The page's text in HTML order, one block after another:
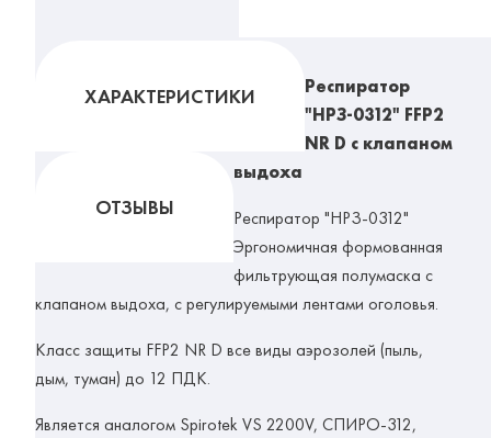
ХАРАКТЕРИСТИКИ
ОТЗЫВЫ
Респиратор
"НРЗ-0312" FFP2
NR D с клапаном
выдоха
Респиратор "НРЗ-0312"
Эргономичная формованная
фильтрующая полумаска с
клапаном выдоха, с регулируемыми лентами оголовья.
Класс защиты FFP2 NR D все виды аэрозолей (пыль,
дым, туман) до 12 ПДК.
Является аналогом Spirotek VS 2200V, СПИРО-312,